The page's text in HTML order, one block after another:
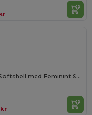
Damskjorta i Mjuk Softshell med Feminint Snitt
kr